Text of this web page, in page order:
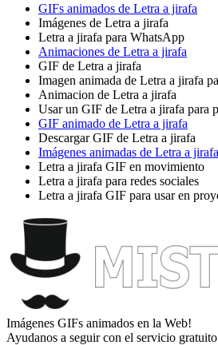
GIFs animados de Letra a jirafa
Imágenes de Letra a jirafa
Letra a jirafa para WhatsApp
Animaciones de Letra a jirafa
GIF de Letra a jirafa
Imagen animada de Letra a jirafa
Animacion de Letra a jirafa
Usar un GIF de Letra a jirafa para
GIF animado de Letra a jirafa
Descargar GIF de Letra a jirafa
Imágenes animadas de Letra a jirafa
Letra a jirafa GIF en movimiento
Letra a jirafa para redes sociales
Letra a jirafa GIF para usar en
Imágenes GIFs animados en la Web!
Ayudanos a seguir con el servicio gratuito